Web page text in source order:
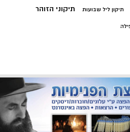
תיקון ליל שבועות תיקוני הזוהר